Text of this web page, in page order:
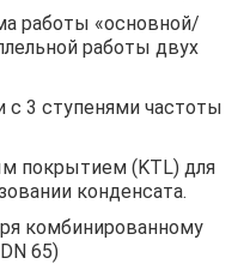
работы «основной/
работы двух
с 3 ступенями частоты
покрытием (KTL) для
конденсата.
комбинированному
65)